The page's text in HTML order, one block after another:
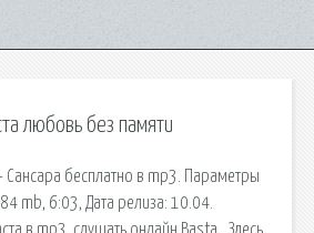
любовь без памяти
Сансара бесплатно в mp3. Параметры
mb, 6:03, Дата релиза: 10.04.
в mp3, слушать онлайн Basta . Здесь